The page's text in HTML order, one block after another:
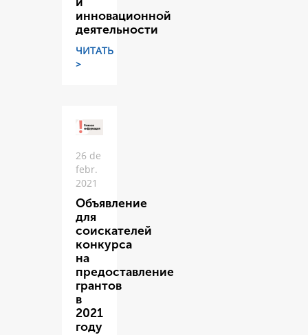
инновационной
деятельности
ЧИТАТЬ
>
26 de
febr.
2021
Объявление
для
соискателей
конкурса
на
предоставление
грантов
в
2021
году